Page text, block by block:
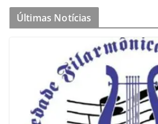
Últimas Notícias